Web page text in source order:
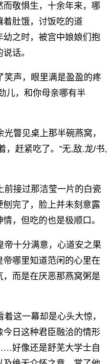
敬惧生，十余年来，哪
肚饿，讨饭吃的道
之时，被宫中娘娘们抱
话。
声，眼里满是盈盈的疼
儿，和你母亲哪有半
瞥见桌上那半碗燕窝，
，赶紧吃了。”无,敌.龙/书,
接过那洁莹一片的白瓷
完了，脸上并未刻意露
，但吃的也是极顺口。
十分满意，心道安之果
哪里知道范闲的心里在
而是在厌恶那燕窝粥是
这一幕却是心头大惊，
日这种君臣融洽的情形
好像还是舒芜大学士自